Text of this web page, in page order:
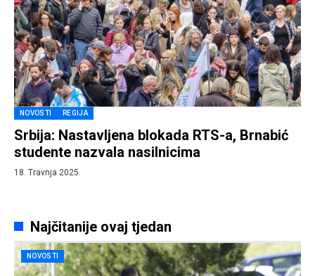
NOVOSTI REGIJA
Srbija: Nastavljena blokada RTS-a, Brnabić
studente nazvala nasilnicima
18. Travnja 2025.
Najčitanije ovaj tjedan
NOVOSTI